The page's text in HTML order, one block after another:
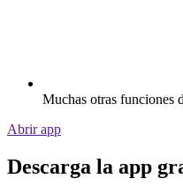
Muchas otras funciones
Abrir app
Descarga la app